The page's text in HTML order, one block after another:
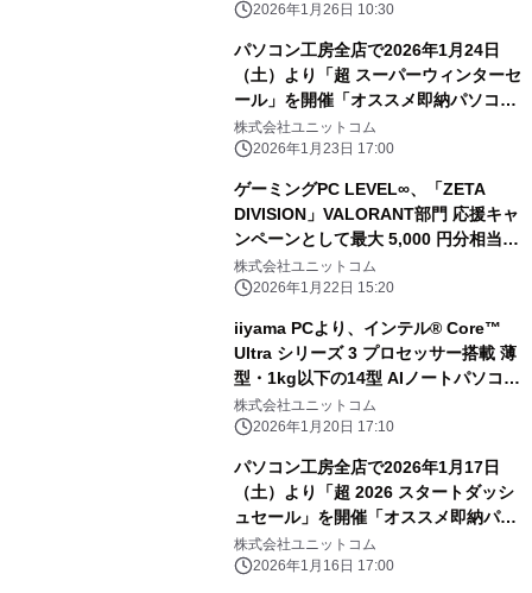
2026年1月26日 10:30
パソコン工房全店で2026年1月24日
（土）より「超 スーパーウィンターセ
ール」を開催「オススメ即納パソコ
ン」や「PCパーツ・周辺機器等の日替
わりセール商品」など、お買い得商品
株式会社ユニットコム
2026年1月23日 17:00
ゲーミングPC LEVEL∞、「ZETA
DIVISION」VALORANT部門 応援キャ
ンペーンとして最大 5,000 円分相当の
還元付与 さらに、抽選でZETA
DIVISIONのユニフォームをプレゼント
株式会社ユニットコム
2026年1月22日 15:20
iiyama PCより、インテル® Core™
Ultra シリーズ 3 プロセッサー搭載 薄
型・1kg以下の14型 AIノートパソコン
予約販売開始
株式会社ユニットコム
2026年1月20日 17:10
パソコン工房全店で2026年1月17日
（土）より「超 2026 スタートダッシ
ュセール」を開催「オススメ即納パソ
コン」や「PCパーツ・周辺機器等の日
替わりセール商品」など、お買い得商
株式会社ユニットコム
2026年1月16日 17:00